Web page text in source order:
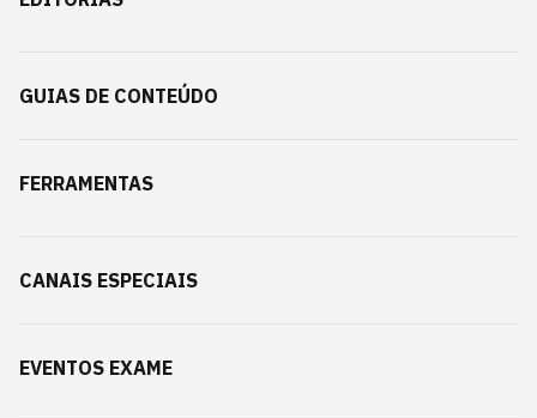
GUIAS DE CONTEÚDO
FERRAMENTAS
CANAIS ESPECIAIS
EVENTOS EXAME